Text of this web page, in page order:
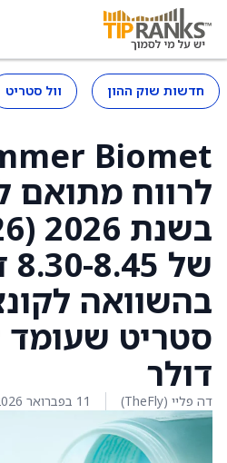
חדשות שוק ההון וול סטריט
בהשוואה
דולר
דה פליי (TheFly) 11 בפברואר 2026